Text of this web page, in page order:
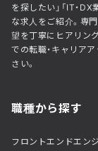
を探したい」「IT・
な求人をご紹介。専
望を丁寧にヒアリン
での転職・キャリア
さい。
職種から探す
フロントエンドエン